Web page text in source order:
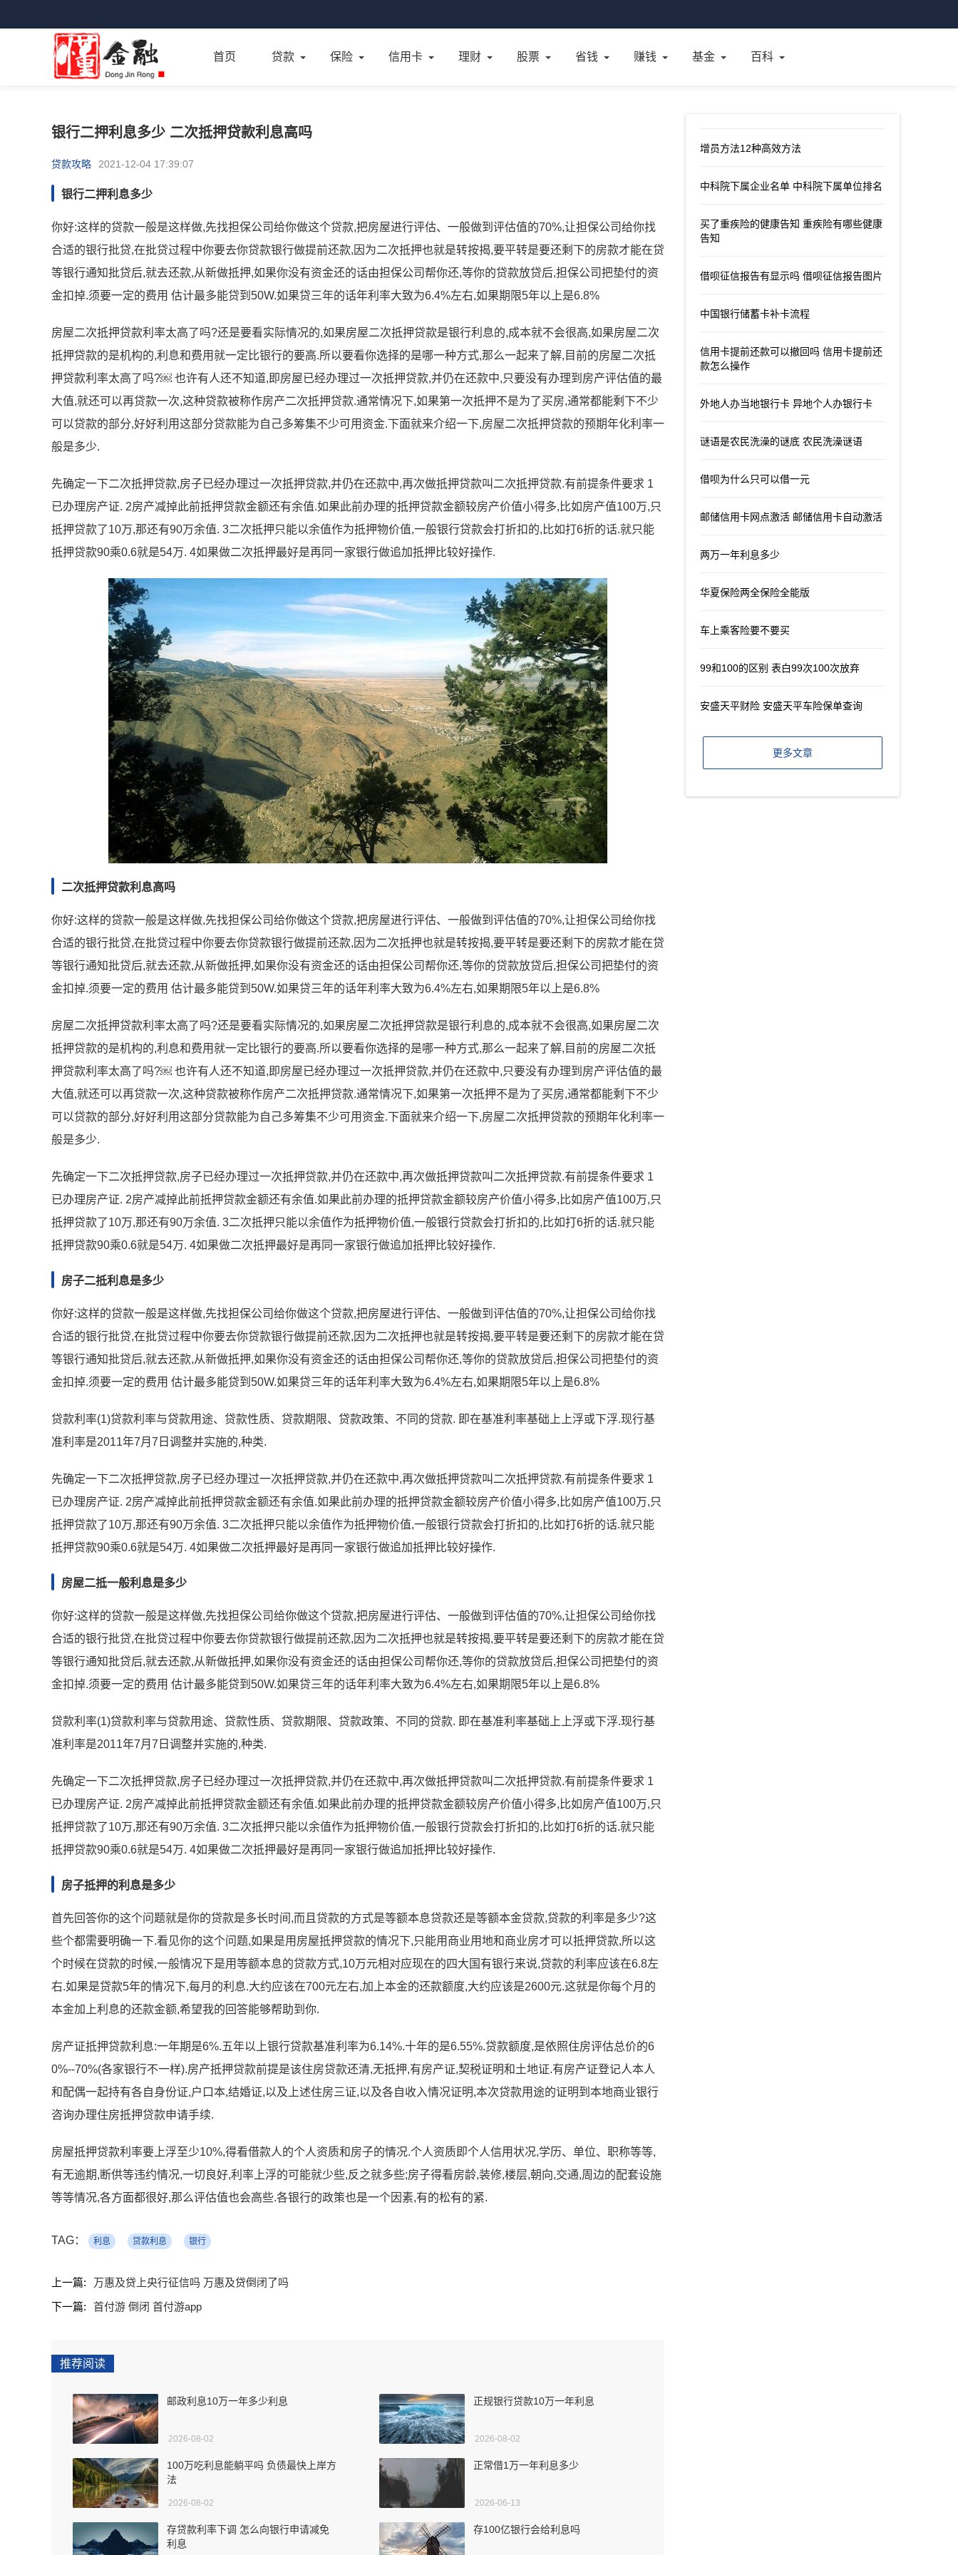
首页 贷款 保险 信用卡 理财 股票 省钱 赚钱 基金 百科
银行二押利息多少 二次抵押贷款利息高吗
贷款攻略 2021-12-04 17:39:07
银行二押利息多少
你好:这样的贷款一般是这样做,先找担保公司给你做这个贷款,把房屋进行评估、一般做到评估值的70%,让担保公司给你找
合适的银行批贷,在批贷过程中你要去你贷款银行做提前还款,因为二次抵押也就是转按揭,要平转是要还剩下的房款才能在贷
等银行通知批贷后,就去还款,从新做抵押,如果你没有资金还的话由担保公司帮你还,等你的贷款放贷后,担保公司把垫付的资
金扣掉.须要一定的费用 估计最多能贷到50W.如果贷三年的话年利率大致为6.4%左右,如果期限5年以上是6.8%
房屋二次抵押贷款利率太高了吗?还是要看实际情况的,如果房屋二次抵押贷款是银行利息的,成本就不会很高,如果房屋二次
抵押贷款的是机构的,利息和费用就一定比银行的要高.所以要看你选择的是哪一种方式,那么一起来了解,目前的房屋二次抵
押贷款利率太高了吗?￼ 也许有人还不知道,即房屋已经办理过一次抵押贷款,并仍在还款中,只要没有办理到房产评估值的最
大值,就还可以再贷款一次,这种贷款被称作房产二次抵押贷款.通常情况下,如果第一次抵押不是为了买房,通常都能剩下不少
可以贷款的部分,好好利用这部分贷款能为自己多筹集不少可用资金.下面就来介绍一下,房屋二次抵押贷款的预期年化利率一
般是多少.
先确定一下二次抵押贷款,房子已经办理过一次抵押贷款,并仍在还款中,再次做抵押贷款叫二次抵押贷款.有前提条件要求 1
已办理房产证. 2房产减掉此前抵押贷款金额还有余值.如果此前办理的抵押贷款金额较房产价值小得多,比如房产值100万,只
抵押贷款了10万,那还有90万余值. 3二次抵押只能以余值作为抵押物价值,一般银行贷款会打折扣的,比如打6折的话.就只能
抵押贷款90乘0.6就是54万. 4如果做二次抵押最好是再同一家银行做追加抵押比较好操作.
二次抵押贷款利息高吗
你好:这样的贷款一般是这样做,先找担保公司给你做这个贷款,把房屋进行评估、一般做到评估值的70%,让担保公司给你找
合适的银行批贷,在批贷过程中你要去你贷款银行做提前还款,因为二次抵押也就是转按揭,要平转是要还剩下的房款才能在贷
等银行通知批贷后,就去还款,从新做抵押,如果你没有资金还的话由担保公司帮你还,等你的贷款放贷后,担保公司把垫付的资
金扣掉.须要一定的费用 估计最多能贷到50W.如果贷三年的话年利率大致为6.4%左右,如果期限5年以上是6.8%
房屋二次抵押贷款利率太高了吗?还是要看实际情况的,如果房屋二次抵押贷款是银行利息的,成本就不会很高,如果房屋二次
抵押贷款的是机构的,利息和费用就一定比银行的要高.所以要看你选择的是哪一种方式,那么一起来了解,目前的房屋二次抵
押贷款利率太高了吗?￼ 也许有人还不知道,即房屋已经办理过一次抵押贷款,并仍在还款中,只要没有办理到房产评估值的最
大值,就还可以再贷款一次,这种贷款被称作房产二次抵押贷款.通常情况下,如果第一次抵押不是为了买房,通常都能剩下不少
可以贷款的部分,好好利用这部分贷款能为自己多筹集不少可用资金.下面就来介绍一下,房屋二次抵押贷款的预期年化利率一
般是多少.
先确定一下二次抵押贷款,房子已经办理过一次抵押贷款,并仍在还款中,再次做抵押贷款叫二次抵押贷款.有前提条件要求 1
已办理房产证. 2房产减掉此前抵押贷款金额还有余值.如果此前办理的抵押贷款金额较房产价值小得多,比如房产值100万,只
抵押贷款了10万,那还有90万余值. 3二次抵押只能以余值作为抵押物价值,一般银行贷款会打折扣的,比如打6折的话.就只能
抵押贷款90乘0.6就是54万. 4如果做二次抵押最好是再同一家银行做追加抵押比较好操作.
房子二抵利息是多少
你好:这样的贷款一般是这样做,先找担保公司给你做这个贷款,把房屋进行评估、一般做到评估值的70%,让担保公司给你找
合适的银行批贷,在批贷过程中你要去你贷款银行做提前还款,因为二次抵押也就是转按揭,要平转是要还剩下的房款才能在贷
等银行通知批贷后,就去还款,从新做抵押,如果你没有资金还的话由担保公司帮你还,等你的贷款放贷后,担保公司把垫付的资
金扣掉.须要一定的费用 估计最多能贷到50W.如果贷三年的话年利率大致为6.4%左右,如果期限5年以上是6.8%
贷款利率(1)贷款利率与贷款用途、贷款性质、贷款期限、贷款政策、不同的贷款. 即在基准利率基础上上浮或下浮.现行基
准利率是2011年7月7日调整并实施的,种类.
先确定一下二次抵押贷款,房子已经办理过一次抵押贷款,并仍在还款中,再次做抵押贷款叫二次抵押贷款.有前提条件要求 1
已办理房产证. 2房产减掉此前抵押贷款金额还有余值.如果此前办理的抵押贷款金额较房产价值小得多,比如房产值100万,只
抵押贷款了10万,那还有90万余值. 3二次抵押只能以余值作为抵押物价值,一般银行贷款会打折扣的,比如打6折的话.就只能
抵押贷款90乘0.6就是54万. 4如果做二次抵押最好是再同一家银行做追加抵押比较好操作.
房屋二抵一般利息是多少
你好:这样的贷款一般是这样做,先找担保公司给你做这个贷款,把房屋进行评估、一般做到评估值的70%,让担保公司给你找
合适的银行批贷,在批贷过程中你要去你贷款银行做提前还款,因为二次抵押也就是转按揭,要平转是要还剩下的房款才能在贷
等银行通知批贷后,就去还款,从新做抵押,如果你没有资金还的话由担保公司帮你还,等你的贷款放贷后,担保公司把垫付的资
金扣掉.须要一定的费用 估计最多能贷到50W.如果贷三年的话年利率大致为6.4%左右,如果期限5年以上是6.8%
贷款利率(1)贷款利率与贷款用途、贷款性质、贷款期限、贷款政策、不同的贷款. 即在基准利率基础上上浮或下浮.现行基
准利率是2011年7月7日调整并实施的,种类.
先确定一下二次抵押贷款,房子已经办理过一次抵押贷款,并仍在还款中,再次做抵押贷款叫二次抵押贷款.有前提条件要求 1
已办理房产证. 2房产减掉此前抵押贷款金额还有余值.如果此前办理的抵押贷款金额较房产价值小得多,比如房产值100万,只
抵押贷款了10万,那还有90万余值. 3二次抵押只能以余值作为抵押物价值,一般银行贷款会打折扣的,比如打6折的话.就只能
抵押贷款90乘0.6就是54万. 4如果做二次抵押最好是再同一家银行做追加抵押比较好操作.
房子抵押的利息是多少
首先回答你的这个问题就是你的贷款是多长时间,而且贷款的方式是等额本息贷款还是等额本金贷款,贷款的利率是多少?这
些个都需要明确一下.看见你的这个问题,如果是用房屋抵押贷款的情况下,只能用商业用地和商业房才可以抵押贷款,所以这
个时候在贷款的时候,一般情况下是用等额本息的贷款方式,10万元相对应现在的四大国有银行来说,贷款的利率应该在6.8左
右.如果是贷款5年的情况下,每月的利息.大约应该在700元左右,加上本金的还款额度,大约应该是2600元.这就是你每个月的
本金加上利息的还款金额,希望我的回答能够帮助到你.
房产证抵押贷款利息:一年期是6%.五年以上银行贷款基准利率为6.14%.十年的是6.55%.贷款额度,是依照住房评估总价的6
0%--70%(各家银行不一样).房产抵押贷款前提是该住房贷款还清,无抵押,有房产证,契税证明和土地证.有房产证登记人本人
和配偶一起持有各自身份证,户口本,结婚证,以及上述住房三证,以及各自收入情况证明,本次贷款用途的证明到本地商业银行
咨询办理住房抵押贷款申请手续.
房屋抵押贷款利率要上浮至少10%,得看借款人的个人资质和房子的情况.个人资质即个人信用状况,学历、单位、职称等等,
有无逾期,断供等违约情况,一切良好,利率上浮的可能就少些,反之就多些;房子得看房龄,装修,楼层,朝向,交通,周边的配套设施
等等情况,各方面都很好,那么评估值也会高些.各银行的政策也是一个因素,有的松有的紧.
TAG： 利息 贷款利息 银行
上一篇:
万惠及贷上央行征信吗 万惠及贷倒闭了吗
下一篇:
首付游 倒闭 首付游app
推荐阅读
邮政利息10万一年多少利息
2026-08-02
正规银行贷款10万一年利息
2026-08-02
100万吃利息能躺平吗 负债最快上岸方
法
2026-08-02
正常借1万一年利息多少
2026-06-13
存贷款利率下调 怎么向银行申请减免
利息
存100亿银行会给利息吗
增员方法12种高效方法
中科院下属企业名单 中科院下属单位排名
买了重疾险的健康告知 重疾险有哪些健康
告知
借呗征信报告有显示吗 借呗征信报告图片
中国银行储蓄卡补卡流程
信用卡提前还款可以撤回吗 信用卡提前还
款怎么操作
外地人办当地银行卡 异地个人办银行卡
谜语是农民洗澡的谜底 农民洗澡谜语
借呗为什么只可以借一元
邮储信用卡网点激活 邮储信用卡自动激活
两万一年利息多少
华夏保险两全保险全能版
车上乘客险要不要买
99和100的区别 表白99次100次放弃
安盛天平财险 安盛天平车险保单查询
更多文章